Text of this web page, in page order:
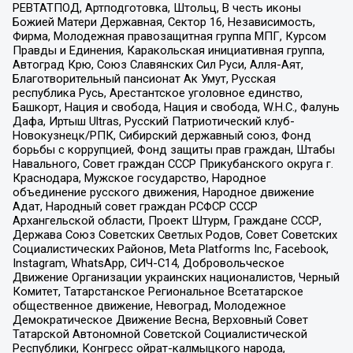
РЕВТАТПОД, Артподготовка, Штольц, В честь иконы
Божией Матери Державная, Сектор 16, Независимость,
Фирма, Молодежная правозащитная группа МПГ, Курсом
Правды и Единения, Каракольская инициативная группа,
Автоград Крю, Союз Славянских Сил Руси, Алля-Аят,
Благотворительный пансионат Ак Умут, Русская
республика Русь, Арестантское уголовное единство,
Башкорт, Нация и свобода, Нация и свобода, W.H.С., Фалунь
Дафа, Иртыш Ultras, Русский Патриотический клуб-
Новокузнецк/РПК, Сибирский державный союз, Фонд
борьбы с коррупцией, Фонд защиты прав граждан, Штабы
Навального, Совет граждан СССР Прикубанского округа г.
Краснодара, Мужское государство, Народное
объединение русского движения, Народное движение
Адат, Народный совет граждан РСФСР СССР
Архангельской области, Проект Штурм, Граждане СССР,
Держава Союз Советских Светлых Родов, Совет Советских
Социалистических Районов, Meta Platforms Inc, Facebook,
Instagram, WhatsApp, СИЧ-С14, Добровольческое
Движение Организации украинских националистов, Черный
Комитет, Татарстанское Региональное Всетатарское
общественное движение, Невоград, Молодежное
Демократическое Движение Весна, Верховный Совет
Татарской Автономной Советской Социалистической
Республики, Конгресс ойрат-калмыцкого народа,